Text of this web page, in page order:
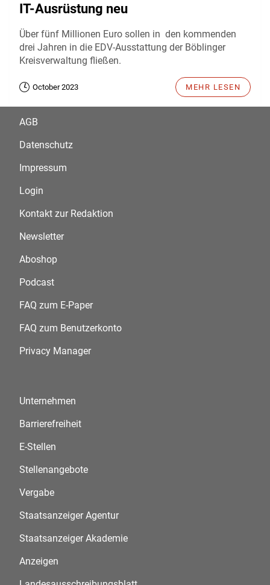
IT-Ausrüstung neu
Über fünf Millionen Euro sollen in den kommenden
drei Jahren in die EDV-Ausstattung der Böblinger
Kreisverwaltung fließen.
October 2023 MEHR LESEN
AGB
Datenschutz
Impressum
Login
Kontakt zur Redaktion
Newsletter
Aboshop
Podcast
FAQ zum E-Paper
FAQ zum Benutzerkonto
Privacy Manager
Unternehmen
Barrierefreiheit
E-Stellen
Stellenangebote
Vergabe
Staatsanzeiger Agentur
Staatsanzeiger Akademie
Anzeigen